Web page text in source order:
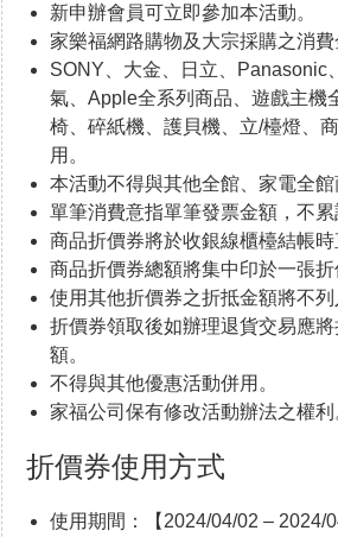
新申辦會員可立即參加本活動。
家樂福網路購物及大宗採購之消費
SONY、大金、日立、Panasonic
氣、Apple全系列商品、遊戲主機
椅、碎紙機、護貝機、立/檯燈、
用。
本活動不得與其他全館、家電全館
單筆消費意指單筆發票金額，不累
商品折價券將於收銀線櫃檯結帳時
商品折價券總額將集中印於一張折
使用其他折價券之折抵金額將不列
折價券領取後如辦理退貨交易應
額。
不得與其他優惠活動併用。
家福公司保有修改活動辦法之權利
折價券使用方式
使用期間：【2024/04/02 – 2024/